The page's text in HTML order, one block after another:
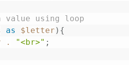
using loop
as $letter ) {
. "<br>" ;